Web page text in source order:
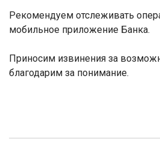
Рекомендуем отслеживать
мобильное приложение Банка.
Приносим извинения за
благодарим за понимание.